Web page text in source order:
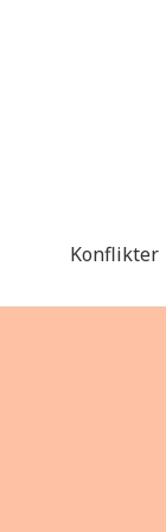
Konflikter